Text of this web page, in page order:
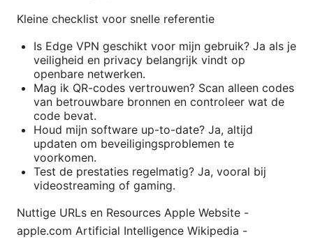
Kleine checklist voor snelle referentie
Is Edge VPN geschikt voor mijn gebruik? Ja als je
veiligheid en privacy belangrijk vindt op
openbare netwerken.
Mag ik QR-codes vertrouwen? Scan alleen codes
van betrouwbare bronnen en controleer wat de
code bevat.
Houd mijn software up-to-date? Ja, altijd
updaten om beveiligingsproblemen te
voorkomen.
Test de prestaties regelmatig? Ja, vooral bij
videostreaming of gaming.
Nuttige URLs en Resources Apple Website -
apple.com Artificial Intelligence Wikipedia -